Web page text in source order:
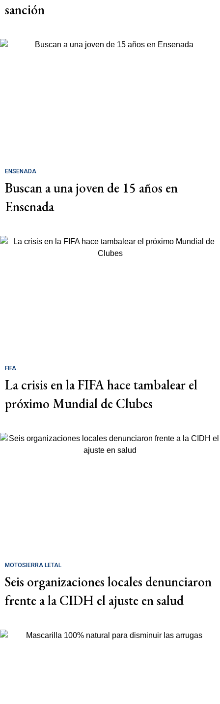
sanción
ENSENADA
Buscan a una joven de 15 años en
Ensenada
FIFA
La crisis en la FIFA hace tambalear el
próximo Mundial de Clubes
MOTOSIERRA LETAL
Seis organizaciones locales denunciaron
frente a la CIDH el ajuste en salud